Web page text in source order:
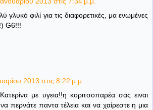
φιλί για τις διαφορετικές, μα ενωμένες
G6!!!
2013 στις 8:22 μ.μ.
με υγεια!!η κοριτσοπαρέα σας ειναι
περνάτε παντα τέλεια και να χαίρεστε η μια